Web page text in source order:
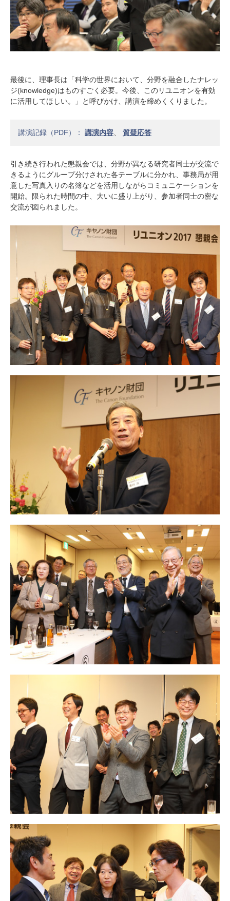
最後に、理事長は「科学の世界において、分野を融合したナレッ
ジ(knowledge)はものすごく必要。今後、このリユニオンを有効
に活用してほしい。」と呼びかけ、講演を締めくくりました。
講演記録（PDF）： 講演内容、 質疑応答
引き続き行われた懇親会では、分野が異なる研究者同士が交流で
きるようにグループ分けされた各テーブルに分かれ、事務局が用
意した写真入りの名簿などを活用しながらコミュニケーションを
開始。限られた時間の中、大いに盛り上がり、参加者同士の密な
交流が図られました。